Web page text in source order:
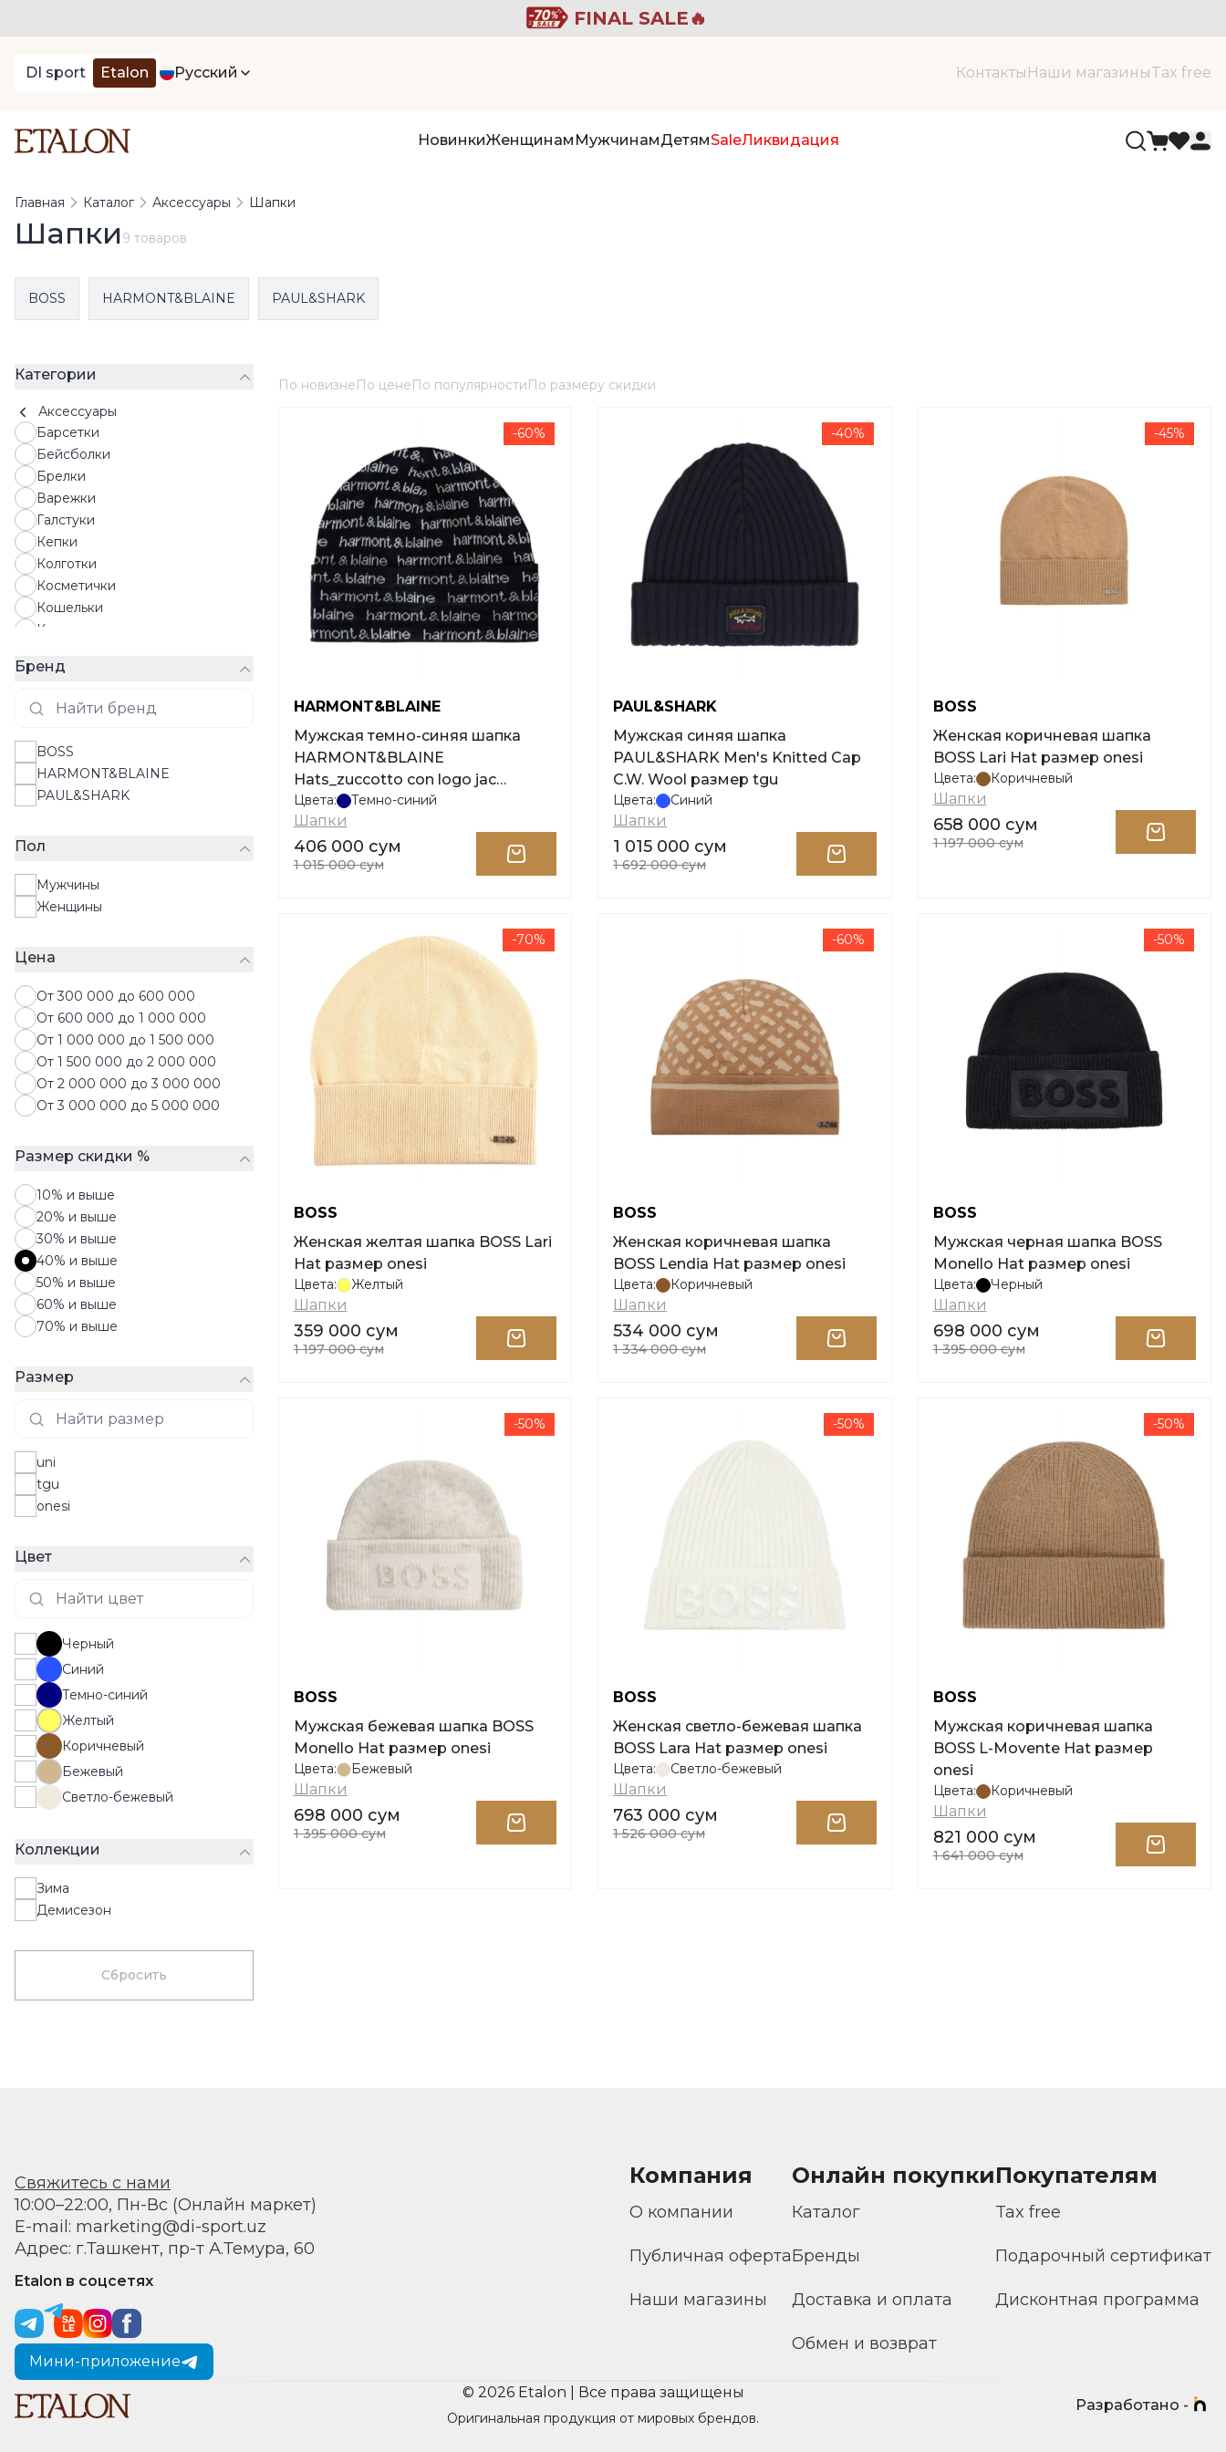
FINAL SALE🔥
DI sport Etalon Русский Контакты Наши магазиныTax free
НовинкиЖенщинам МужчинамДетямSaleЛиквидация
Главная Каталог Аксессуары Шапки
Шапки9 товаров
BOSS HARMONT&BLAINE PAUL&SHARK
Категории
Аксессуары
Барсетки
Бейсболки
Брелки
Варежки
Галстуки
Кепки
Колготки
Косметички
Кошельки
Картхолдеры
Солнцезащитные очки
Парфюмы
Платки
Полотенца
Ремни
Средства по уходу за обувью
Чемоданы
Чулки
Шарфы
Запонки
Бренд
BOSS
HARMONT&BLAINE
PAUL&SHARK
Пол
Мужчины
Женщины
Цена
От 300 000 до 600 000
От 600 000 до 1 000 000
От 1 000 000 до 1 500 000
От 1 500 000 до 2 000 000
От 2 000 000 до 3 000 000
От 3 000 000 до 5 000 000
Размер скидки %
10% и выше
20% и выше
30% и выше
40% и выше
50% и выше
60% и выше
70% и выше
Размер
uni
tgu
onesi
Цвет
Черный
Синий
Темно-синий
Желтый
Коричневый
Бежевый
Светло-бежевый
Коллекции
Зима
Демисезон
Сбросить
По новизнеПо ценеПо популярностиПо размеру скидки
-60%
HARMONT&BLAINE
Мужская темно-синяя шапка
HARMONT&BLAINE
Hats_zuccotto con logo jac
размер uni
Цвета: Темно-синий
Шапки
406 000 сум
1 015 000 сум
-40%
PAUL&SHARK
Мужская синяя шапка
PAUL&SHARK Men's Knitted Cap
C.W. Wool размер tgu
Цвета: Синий
Шапки
1 015 000 сум
1 692 000 сум
-45%
BOSS
Женская коричневая шапка
BOSS Lari Hat размер onesi
Цвета: Коричневый
Шапки
658 000 сум
1 197 000 сум
-70%
BOSS
Женская желтая шапка BOSS Lari
Hat размер onesi
Цвета: Желтый
Шапки
359 000 сум
1 197 000 сум
-60%
BOSS
Женская коричневая шапка
BOSS Lendia Hat размер onesi
Цвета: Коричневый
Шапки
534 000 сум
1 334 000 сум
-50%
BOSS
Мужская черная шапка BOSS
Monello Hat размер onesi
Цвета: Черный
Шапки
698 000 сум
1 395 000 сум
-50%
BOSS
Мужская бежевая шапка BOSS
Monello Hat размер onesi
Цвета: Бежевый
Шапки
698 000 сум
1 395 000 сум
-50%
BOSS
Женская светло-бежевая шапка
BOSS Lara Hat размер onesi
Цвета: Светло-бежевый
Шапки
763 000 сум
1 526 000 сум
-50%
BOSS
Мужская коричневая шапка
BOSS L-Movente Hat размер
onesi
Цвета: Коричневый
Шапки
821 000 сум
1 641 000 сум
Свяжитесь с нами
10:00–22:00, Пн-Вс (Онлайн маркет)
E-mail: marketing@di-sport.uz
Адрес: г.Ташкент, пр-т А.Темура, 60
Etalon в соцсетях
Мини-приложение
Компания
О компании
Публичная оферта
Наши магазины
Онлайн покупки
Каталог
Бренды
Доставка и оплата
Обмен и возврат
Покупателям
Tax free
Подарочный сертификат
Дисконтная программа
© 2026 Etalon | Все права защищены
Оригинальная продукция от мировых брендов.
Разработано -